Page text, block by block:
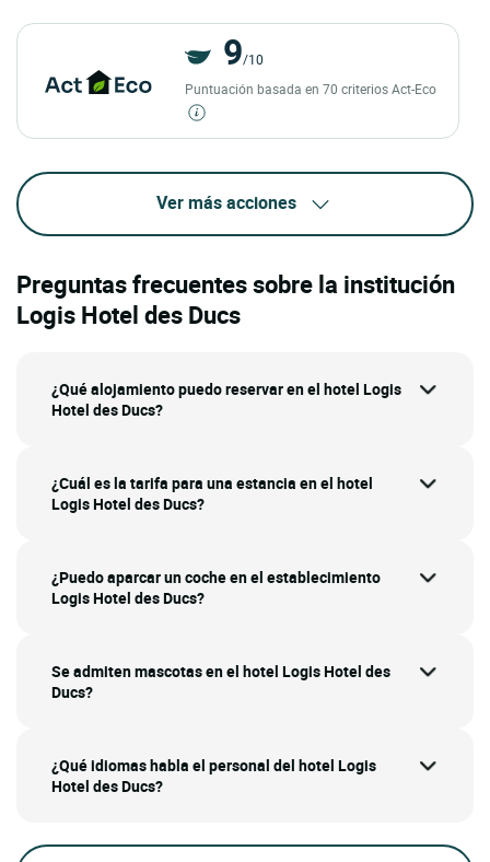
9/10
Puntuación basada en 70 criterios Act-Eco
Ver más acciones
Preguntas frecuentes sobre la institución
Logis Hotel des Ducs
¿Qué alojamiento puedo reservar en el hotel Logis
Hotel des Ducs?
¿Cuál es la tarifa para una estancia en el hotel
Logis Hotel des Ducs?
¿Puedo aparcar un coche en el establecimiento
Logis Hotel des Ducs?
Se admiten mascotas en el hotel Logis Hotel des
Ducs?
¿Qué idiomas habla el personal del hotel Logis
Hotel des Ducs?